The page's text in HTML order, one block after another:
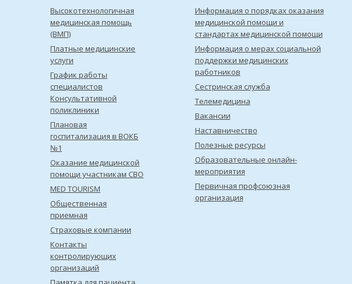
Высокотехнологичная
медицинская помощь
(ВМП)
Платные медицинские
услуги
График работы
специалистов
Консультативной
поликлиники
Плановая
госпитализация в ВОКБ
№1
Оказание медицинской
помощи участникам СВО
MED TOURISM
Общественная
приемная
Страховые компании
Контакты
контролирующих
организаций
Информация о порядках оказания
медицинской помощи и
стандартах медицинской помощи
Информация о мерах социальной
поддержки медицинских
работников
Сестринская служба
Телемедицина
Вакансии
Наставничество
Полезные ресурсы
Образовательные онлайн-
мероприятия
Первичная профсоюзная
организация